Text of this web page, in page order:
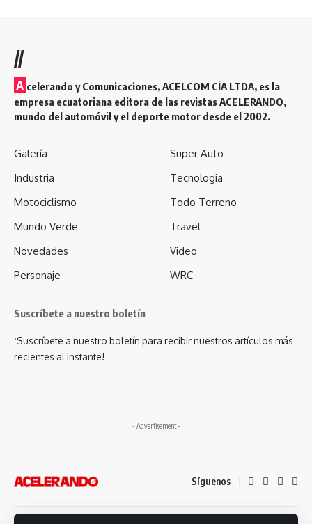
//
A celerando y Comunicaciones, ACELCOM CÍA LTDA, es la
empresa ecuatoriana editora de las revistas ACELERANDO,
mundo del automóvil y el deporte motor desde el 2002.
Galería
Industria
Motociclismo
Mundo Verde
Novedades
Personaje
Super Auto
Tecnologia
Todo Terreno
Travel
Video
WRC
Suscríbete a nuestro boletín
¡Suscríbete a nuestro boletín para recibir nuestros artículos más
recientes al instante!
- Advertisement -
Síguenos